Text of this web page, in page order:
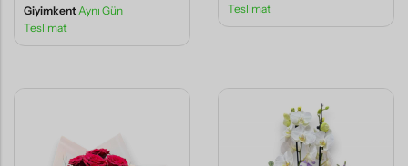
GiyimkentAynı Gün
Teslimat
Teslimat